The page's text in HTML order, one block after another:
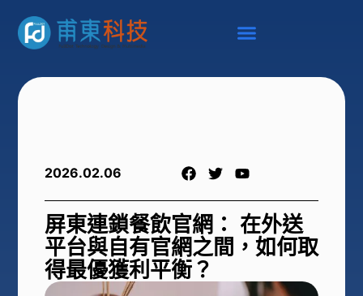
2026.02.06
屏東連鎖餐飲官網： 在外送
平台與自有官網之間，如何取
得最優獲利平衡？